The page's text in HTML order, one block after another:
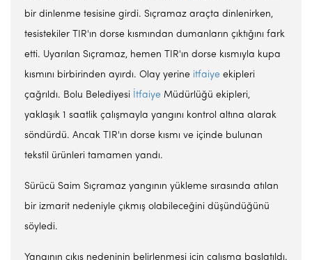
bir dinlenme tesisine girdi. Sıçramaz araçta dinlenirken,
tesistekiler TIR'ın dorse kısmından dumanların çıktığını fark
etti. Uyarılan Sıçramaz, hemen TIR'ın dorse kısmıyla kupa
kısmını birbirinden ayırdı. Olay yerine itfaiye ekipleri
çağrıldı. Bolu Belediyesi İtfaiye Müdürlüğü ekipleri,
yaklaşık 1 saatlik çalışmayla yangını kontrol altına alarak
söndürdü. Ancak TIR'ın dorse kısmı ve içinde bulunan
tekstil ürünleri tamamen yandı.
Sürücü Saim Sıçramaz yangının yükleme sırasında atılan
bir izmarit nedeniyle çıkmış olabileceğini düşündüğünü
söyledi.
Yangının çıkış nedeninin belirlenmesi için çalışma başlatıldı.